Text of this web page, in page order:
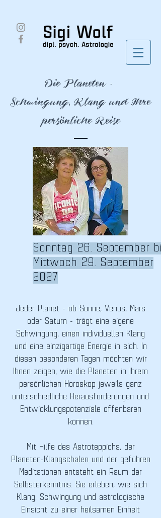
Die Planeten -
Schwingung, Klang und Ihre
persönliche Reise
Sonntag 26. September
Mittwoch 29. September
2027
Jeder Planet - ob Sonne, Venus, Mars
oder Saturn - trägt eine eigene
Schwingung, einen individuellen Klang
und eine einzigartige Energie in sich. In
diesen besonderen Tagen möchten wir
Ihnen zeigen, wie die Planeten in Ihrem
persönlichen Horoskop jeweils ganz
unterschiedliche Herausforderungen und
Entwicklungspotenziale offenbaren
können.
Mit Hilfe des Astroteppichs, der
Planeten-Klangschalen und der geführen
Meditationen entsteht ein Raum der
Selbsterkenntnis. Sie erleben, wie sich
Klang, Schwingung und astrologische
Einsicht zu einer heilsamen Einheit